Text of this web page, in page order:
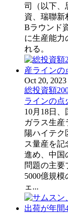
司（以下、
資、瑞聯新
Bラウンド
に生産能力
れる。
Oct 20, 2023
総投資額
ラインの点
10月18日
ガラス生産
陽ハイテク
ス量産を記
進め、中国
問題の主要
5000億規
ェ...